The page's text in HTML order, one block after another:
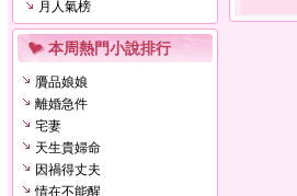
月人氣榜
本周熱門小說排行
贗品娘娘
離婚急件
宅妻
天生貴婦命
因禍得丈夫
情在不能醒